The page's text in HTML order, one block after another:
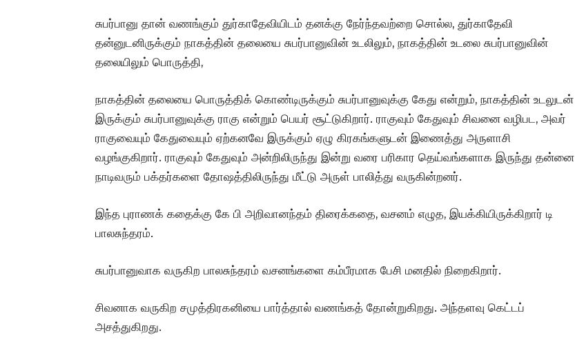
சுபர்பானு தான் வணங்கும் துர்காதேவியிடம் தனக்கு நேர்ந்தவற்றை சொல்ல, துர்காதேவி
தன்னுடனிருக்கும் நாகத்தின் தலையை சுபர்பானுவின் உடலிலும், நாகத்தின் உடலை சுபர்பானுவின்
தலையிலும் பொருத்தி,
நாகத்தின் தலையை பொருத்திக் கொண்டிருக்கும் சுபர்பானுவுக்கு கேது என்றும், நாகத்தின் உடலுடன்
இருக்கும் சுபர்பானுவுக்கு ராகு என்றும் பெயர் சூட்டுகிறார். ராகுவும் கேதுவும் சிவனை வழிபட, அவர்
ராகுவையும் கேதுவையும் ஏற்கனவே இருக்கும் ஏழு கிரகங்களுடன் இணைத்து அருளாசி
வழங்குகிறார். ராகுவும் கேதுவும் அன்றிலிருந்து இன்று வரை பரிகார தெய்வங்களாக இருந்து தன்னை
நாடிவரும் பக்தர்களை தோஷத்திலிருந்து மீட்டு அருள் பாலித்து வருகின்றனர்.
இந்த புராணக் கதைக்கு கே பி அறிவானந்தம் திரைக்கதை, வசனம் எழுத, இயக்கியிருக்கிறார் டி
பாலசுந்தரம்.
சுபர்பானுவாக வருகிற பாலசுந்தரம் வசனங்களை கம்பீரமாக பேசி மனதில் நிறைகிறார்.
சிவனாக வருகிற சமுத்திரகனியை பார்த்தால் வணங்கத் தோன்றுகிறது. அந்தளவு கெட்டப்
அசத்துகிறது.